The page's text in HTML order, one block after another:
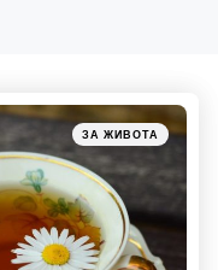
Categories
Posted
in
ЗА ЖИВОТА